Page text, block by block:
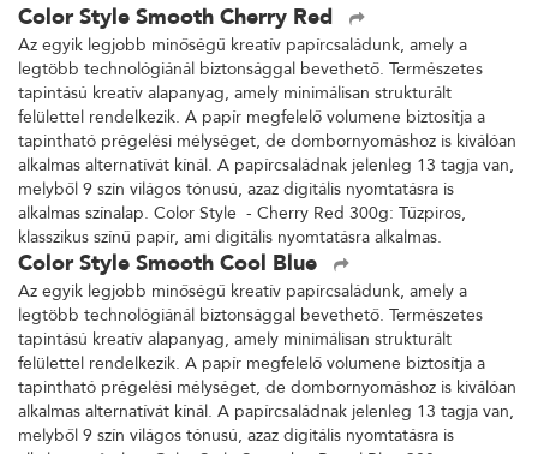
Color Style Smooth Cherry Red
Az egyik legjobb minőségű kreatív papírcsaládunk, amely a
legtöbb technológiánál biztonsággal bevethető. Természetes
tapintású kreatív alapanyag, amely minimálisan strukturált
felülettel rendelkezik. A papír megfelelő volumene biztosítja a
tapintható prégelési mélységet, de dombornyomáshoz is kiválóan
alkalmas alternatívát kínál. A papírcsaládnak jelenleg 13 tagja van,
melyből 9 szín világos tónusú, azaz digitális nyomtatásra is
alkalmas színalap. Color Style - Cherry Red 300g: Tűzpiros,
klasszikus színű papír, ami digitális nyomtatásra alkalmas.
Color Style Smooth Cool Blue
Az egyik legjobb minőségű kreatív papírcsaládunk, amely a
legtöbb technológiánál biztonsággal bevethető. Természetes
tapintású kreatív alapanyag, amely minimálisan strukturált
felülettel rendelkezik. A papír megfelelő volumene biztosítja a
tapintható prégelési mélységet, de dombornyomáshoz is kiválóan
alkalmas alternatívát kínál. A papírcsaládnak jelenleg 13 tagja van,
melyből 9 szín világos tónusú, azaz digitális nyomtatásra is